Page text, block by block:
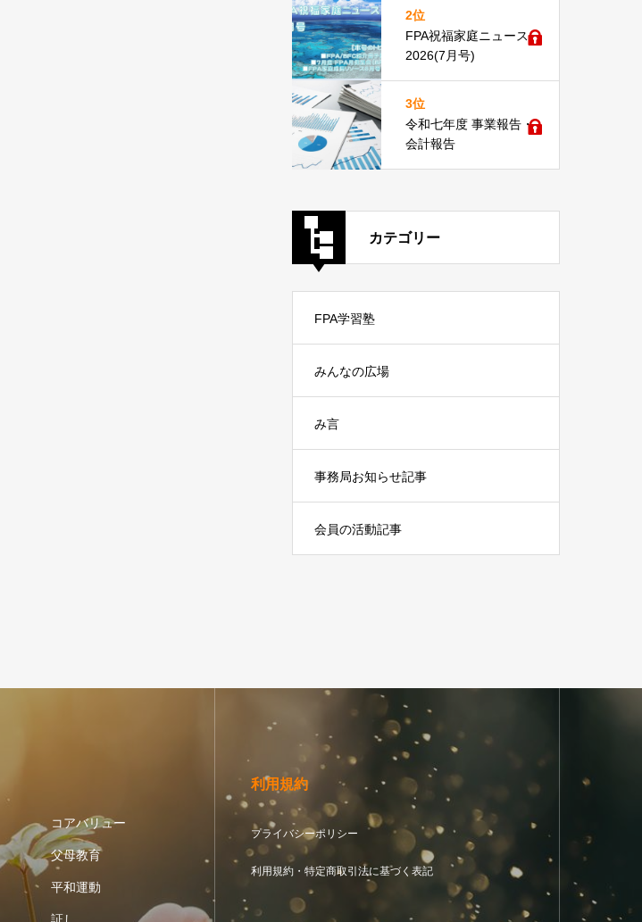
2位
FPA祝福家庭ニュース
2026(7月号)
3位
令和七年度 事業報告・
会計報告
カテゴリー
FPA学習塾
みんなの広場
み言
事務局お知らせ記事
会員の活動記事
コアバリュー
父母教育
平和運動
利用規約
プライバシーポリシー
利用規約・特定商取引法に基づく表記